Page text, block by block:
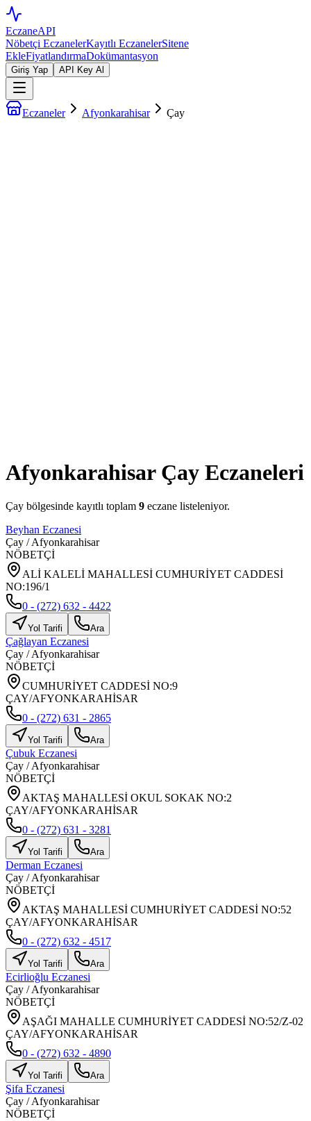
EczaneAPI
Nöbetçi EczanelerKayıtlı EczanelerSitene
EkleFiyatlandırmaDokümantasyon
Giriş Yap API Key Al
Eczaneler Afyonkarahisar Çay
Afyonkarahisar Çay Eczaneleri
Çay bölgesinde kayıtlı toplam 9 eczane listeleniyor.
Beyhan Eczanesi
Çay /Afyonkarahisar
NÖBETÇİ
ALİ KALELİ MAHALLESİ CUMHURİYET CADDESİ
NO:196/1
0 - (272) 632 - 4422
Yol Tarifi Ara
Çağlayan Eczanesi
Çay /Afyonkarahisar
NÖBETÇİ
CUMHURİYET CADDESİ NO:9
ÇAY/AFYONKARAHİSAR
0 - (272) 631 - 2865
Yol Tarifi Ara
Çubuk Eczanesi
Çay /Afyonkarahisar
NÖBETÇİ
AKTAŞ MAHALLESİ OKUL SOKAK NO:2
ÇAY/AFYONKARAHİSAR
0 - (272) 631 - 3281
Yol Tarifi Ara
Derman Eczanesi
Çay /Afyonkarahisar
NÖBETÇİ
AKTAŞ MAHALLESİ CUMHURİYET CADDESİ NO:52
ÇAY/AFYONKARAHİSAR
0 - (272) 632 - 4517
Yol Tarifi Ara
Ecirlioğlu Eczanesi
Çay /Afyonkarahisar
NÖBETÇİ
AŞAĞI MAHALLE CUMHURİYET CADDESİ NO:52/Z-02
ÇAY/AFYONKARAHİSAR
0 - (272) 632 - 4890
Yol Tarifi Ara
Şifa Eczanesi
Çay /Afyonkarahisar
NÖBETÇİ